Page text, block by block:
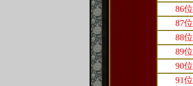
86位
87位
88位
89位
90位
91位